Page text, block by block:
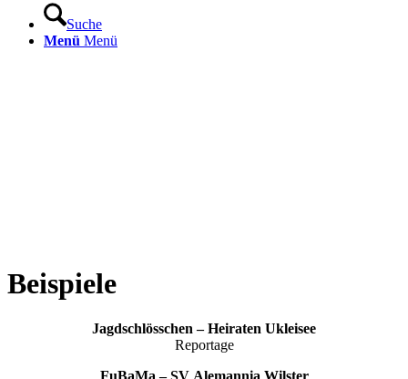
Suche
Menü Menü
Beispiele
Jagdschlösschen – Heiraten Ukleisee
Reportage
FuBaMa – SV Alemannia Wilster